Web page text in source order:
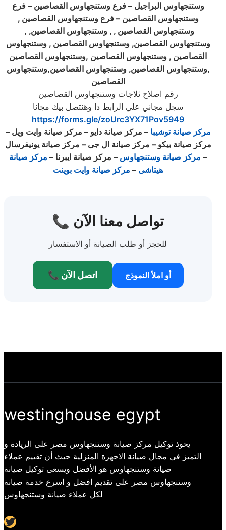
وستنجهاوس البراجيل – فرع وستنجهاوس القصاصين – فرع
وستنجهاوس القصاصين – فرع وستنجهاوس القصاصين ,
وستنجهاوس القصاصين , , وستنجهاوس القصاصين, ,
وستنجهاوس القصاصين, وستنجهاوس القصاصين , وستنجهاوس
القصاصين , وستنجهاوس القصاصين ,وستنجهاوس القصاصين
,وستنجهاوس القصاصين, وستنجهاوس القصاصين,وستنجهاوس
القصاصين
رقم اصلاح ثلاجات وستنجهاوس القصاصين
سجل مجاني علي الرابط دا وهنتصل بيك مجانا
https://forms.gle/zoUrc3YX71Pov5949
مركز صيانة توشيبا – مركز صيانة دايو – مركز صيانة وايت ويل –
مركز صيانة بيكو – مركز صيانة ال جى – مركز صيانة يونيفرسال
– مركز صيانة وستنجهاوس – مركز صيانة ايبرنا – مركز صيانة
هيتاشى – مركز صيانة وايت بوينت
📞 تواصل معنا الآن
للحجز أو طلب الصيانة أو الاستفسار
📞 اتصل الآن أو املأ النموذج
westinghouse egypt
يحوذ توكيل مركز صيانة وستنجهاوس مصر على الريادة و
التميز فى مجال صيانة الاجهزة المنزلية حيث أن تقييم عملاء
صيانة وستنجهاوس هو الأفضل ويسعى توكيل صيانة
وستنجهاوس مصر على تقديم افضل و اسرع خدمة صيانة
لكل عملاء صيانة وستنجهاوس
Twitter